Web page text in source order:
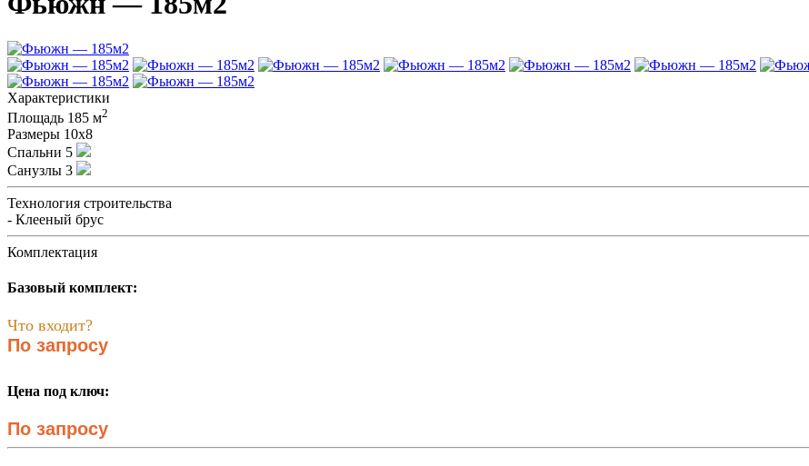
Характеристики
Площадь 185 м2
Размеры 10х8
Спальни 5
Санузлы 3
Технология строительства
- Клееный брус
Комплектация
Базовый комплект:
Что входит?
По запросу
Цена под ключ:
По запросу